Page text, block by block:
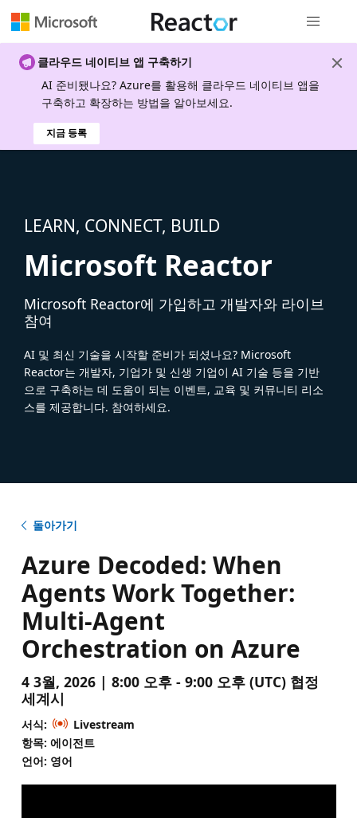
클라우드 네이티브 앱 구축하기
AI 준비됐나요? Azure를 활용해 클라우드 네이티브 앱을
구축하고 확장하는 방법을 알아보세요.
지금 등록
LEARN, CONNECT, BUILD
Microsoft Reactor
Microsoft Reactor에 가입하고 개발자와 라이브
참여
AI 및 최신 기술을 시작할 준비가 되셨나요? Microsoft
Reactor는 개발자, 기업가 및 신생 기업이 AI 기술 등을 기반
으로 구축하는 데 도움이 되는 이벤트, 교육 및 커뮤니티 리소
스를 제공합니다. 참여하세요.
돌아가기
Azure Decoded: When
Agents Work Together:
Multi-Agent
Orchestration on Azure
4 3월, 2026 | 8:00 오후 - 9:00 오후 (UTC) 협정
세계시
서식:
Livestream
항목: 에이전트
언어: 영어